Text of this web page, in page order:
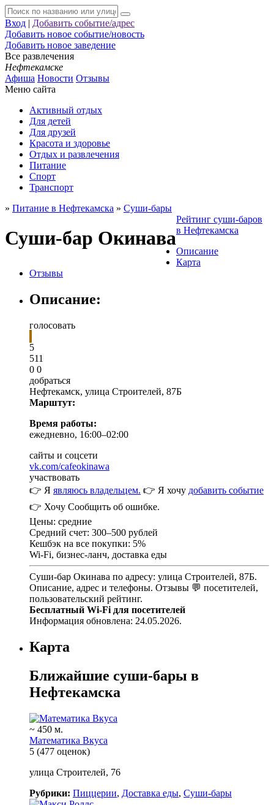
Вход | Добавить событие/адрес
Добавить новое событие/новость
Добавить новое заведение
Все развлечения
Нефтекамске
Афиша Новости Отзывы
Меню сайта
Активный отдых
Для детей
Для друзей
Красота и здоровье
Отдых и развлечения
Питание
Спорт
Транспорт
» Питание в Нефтекамска » Суши-бары
Суши-бар Окинава
Рейтинг суши-баров
в Нефтекамска
Описание
Карта
Отзывы
Описание:
голосовать
5
511
0 0
добраться
Нефтекамск, улица Строителей, 87Б
Марштут:
Время работы:
ежедневно, 16:00–02:00
сайты и соцсети
vk.com/cafeokinawa
участвовать
👉 Я являюсь владельцем. 👉 Я хочу добавить событие
👉 Хочу Сообщить об ошибке.
Цены: средние
Средний счет: 300–500 рублей
Кешбэк на все покупки: 5%
Wi-Fi, бизнес-ланч, доставка еды
Суши-бар Окинава по адресу: улица Строителей, 87Б.
Описание, адрес и телефоны. Отзывы 💬 посетителей,
пользовательский рейтинг.
Бесплатный Wi-Fi для посетителей
Информация обновлена: 24.05.2026.
Карта
Ближайшие суши-бары в
Нефтекамска
~ 450 м.
Математика Вкуса
5 (477 оценок)
улица Строителей, 76
Рубрики: Пиццерии, Доставка еды, Суши-бары